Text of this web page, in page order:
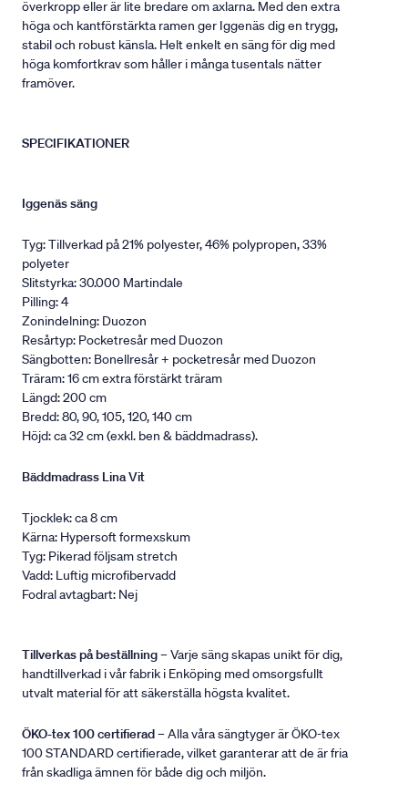
överkropp eller är lite bredare om axlarna. Med den extra
höga och kantförstärkta ramen ger Iggenäs dig en trygg,
stabil och robust känsla. Helt enkelt en säng för dig med
höga komfortkrav som håller i många tusentals nätter
framöver.
SPECIFIKATIONER
Iggenäs säng
Tyg: Tillverkad på 21% polyester, 46% polypropen, 33%
polyeter
Slitstyrka: 30.000 Martindale
Pilling: 4
Zonindelning: Duozon
Resårtyp: Pocketresår med Duozon
Sängbotten: Bonellresår + pocketresår med Duozon
Träram: 16 cm extra förstärkt träram
Längd: 200 cm
Bredd: 80, 90, 105, 120, 140 cm
Höjd: ca 32 cm (exkl. ben & bäddmadrass).
Bäddmadrass Lina Vit
Tjocklek: ca 8 cm
Kärna: Hypersoft formexskum
Tyg: Pikerad följsam stretch
Vadd: Luftig microfibervadd
Fodral avtagbart: Nej
Tillverkas på beställning– Varje säng skapas unikt för dig,
handtillverkad i vår fabrik i Enköping med omsorgsfullt
utvalt material för att säkerställa högsta kvalitet.
ÖKO-tex 100 certifierad– Alla våra sängtyger är ÖKO-tex
100 STANDARD certifierade, vilket garanterar att de är fria
från skadliga ämnen för både dig och miljön.